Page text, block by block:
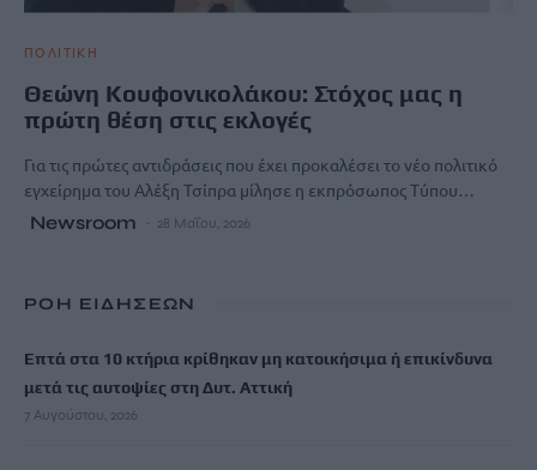
ΠΟΛΙΤΙΚΗ
Θεώνη Κουφονικολάκου: Στόχος μας η
πρώτη θέση στις εκλογές
Για τις πρώτες αντιδράσεις που έχει προκαλέσει το νέο πολιτικό
εγχείρημα του Αλέξη Τσίπρα μίλησε η εκπρόσωπος Τύπου…
Newsroom 28 Μαΐου, 2026
ΡΟΗ ΕΙΔΗΣΕΩΝ
Επτά στα 10 κτήρια κρίθηκαν μη κατοικήσιμα ή επικίνδυνα
μετά τις αυτοψίες στη Δυτ. Αττική
7 Αυγούστου, 2026